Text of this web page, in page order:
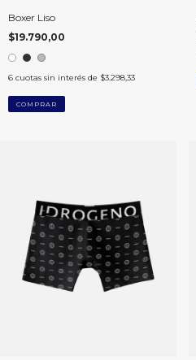
Boxer Liso
$19.790,00
6 cuotas sin interés de $3.298,33
COMPRAR